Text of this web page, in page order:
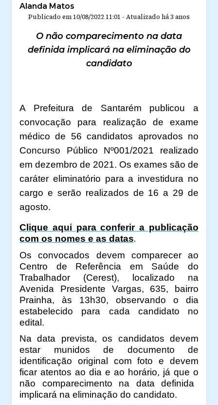
Alanda Matos
Publicado em 10/08/2022 11:01 - Atualizado há 3 anos
O não comparecimento na data
definida implicará na eliminação do
candidato
A Prefeitura de Santarém publicou a
convocação para realização de exame
médico de 56 candidatos aprovados no
Concurso Público Nº001/2021 realizado
em dezembro de 2021. Os exames são de
caráter eliminatório para a investidura no
cargo e serão realizados de 16 a 29 de
agosto.
Clique aqui para conferir a publicação
com os nomes e as datas.
Os convocados devem comparecer ao
Centro de Referência em Saúde do
Trabalhador (Cerest), localizado na
Avenida Presidente Vargas, 635, bairro
Prainha, às 13h30, observando o dia
estabelecido para cada candidato no
edital.
Na data prevista, os candidatos devem
estar munidos de documento de
identificação original com foto e devem
ficar atentos ao dia e ao horário, já que o
não comparecimento na data definida
implicará na eliminação do candidato.